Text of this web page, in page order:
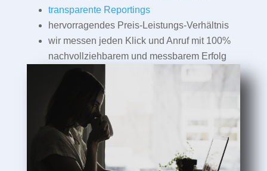
transparente Reportings
hervorragendes Preis-Leistungs-Verhältnis
wir messen jeden Klick und Anruf mit 100%
nachvollziehbarem und messbarem Erfolg